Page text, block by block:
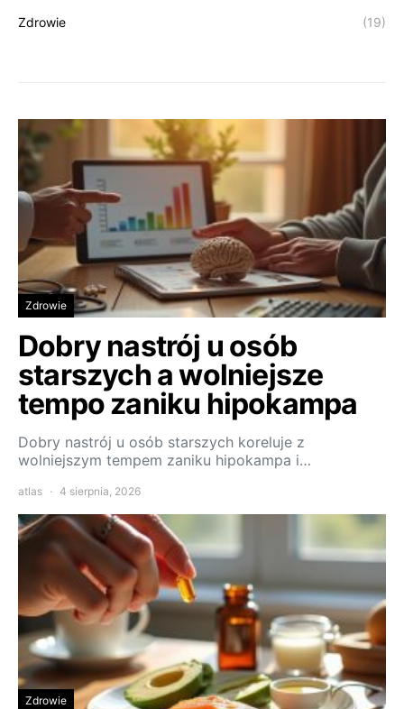
Zdrowie (19)
Zdrowie
Dobry nastrój u osób
starszych a wolniejsze
tempo zaniku hipokampa
Dobry nastrój u osób starszych koreluje z
wolniejszym tempem zaniku hipokampa i…
atlas 4 sierpnia, 2026
Zdrowie